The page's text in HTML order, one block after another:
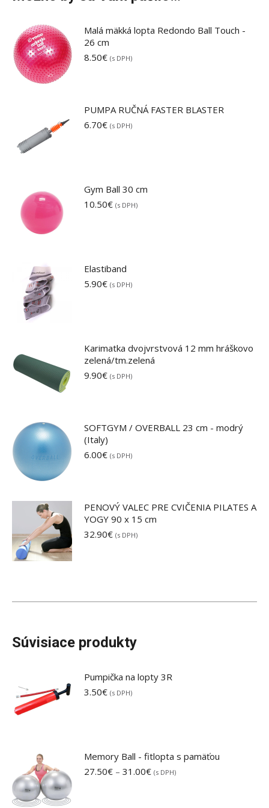
Malá mäkká lopta Redondo Ball Touch -
26 cm
8.50€ (s DPH)
PUMPA RUČNÁ FASTER BLASTER
6.70€ (s DPH)
Gym Ball 30 cm
10.50€ (s DPH)
Elastiband
5.90€ (s DPH)
Karimatka dvojvrstvová 12 mm hráškovo
zelená/tm.zelená
9.90€ (s DPH)
SOFTGYM / OVERBALL 23 cm - modrý
(Italy)
6.00€ (s DPH)
PENOVÝ VALEC PRE CVIČENIA PILATES A
YOGY 90 x 15 cm
32.90€ (s DPH)
Súvisiace produkty
Pumpička na lopty 3R
3.50€ (s DPH)
Memory Ball - fitlopta s pamäťou
27.50€ – 31.00€Price
(s DPH)